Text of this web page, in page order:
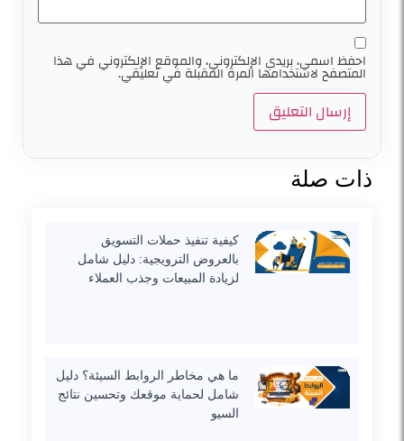
احفظ اسمي، بريدي الإلكتروني، والموقع الإلكتروني في هذا
المتصفح لاستخدامها المرة المقبلة في تعليقي.
ذات صلة
كيفية تنفيذ حملات التسويق
بالعروض الترويجية: دليل شامل
لزيادة المبيعات وجذب العملاء
ما هي مخاطر الروابط السيئة؟ دليل
شامل لحماية موقعك وتحسين نتائج
السيو